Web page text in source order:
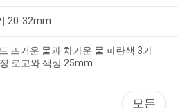
20-32mm
뜨거운 물과 차가운 물 파란색 3가
로고와 색상 25mm
모든